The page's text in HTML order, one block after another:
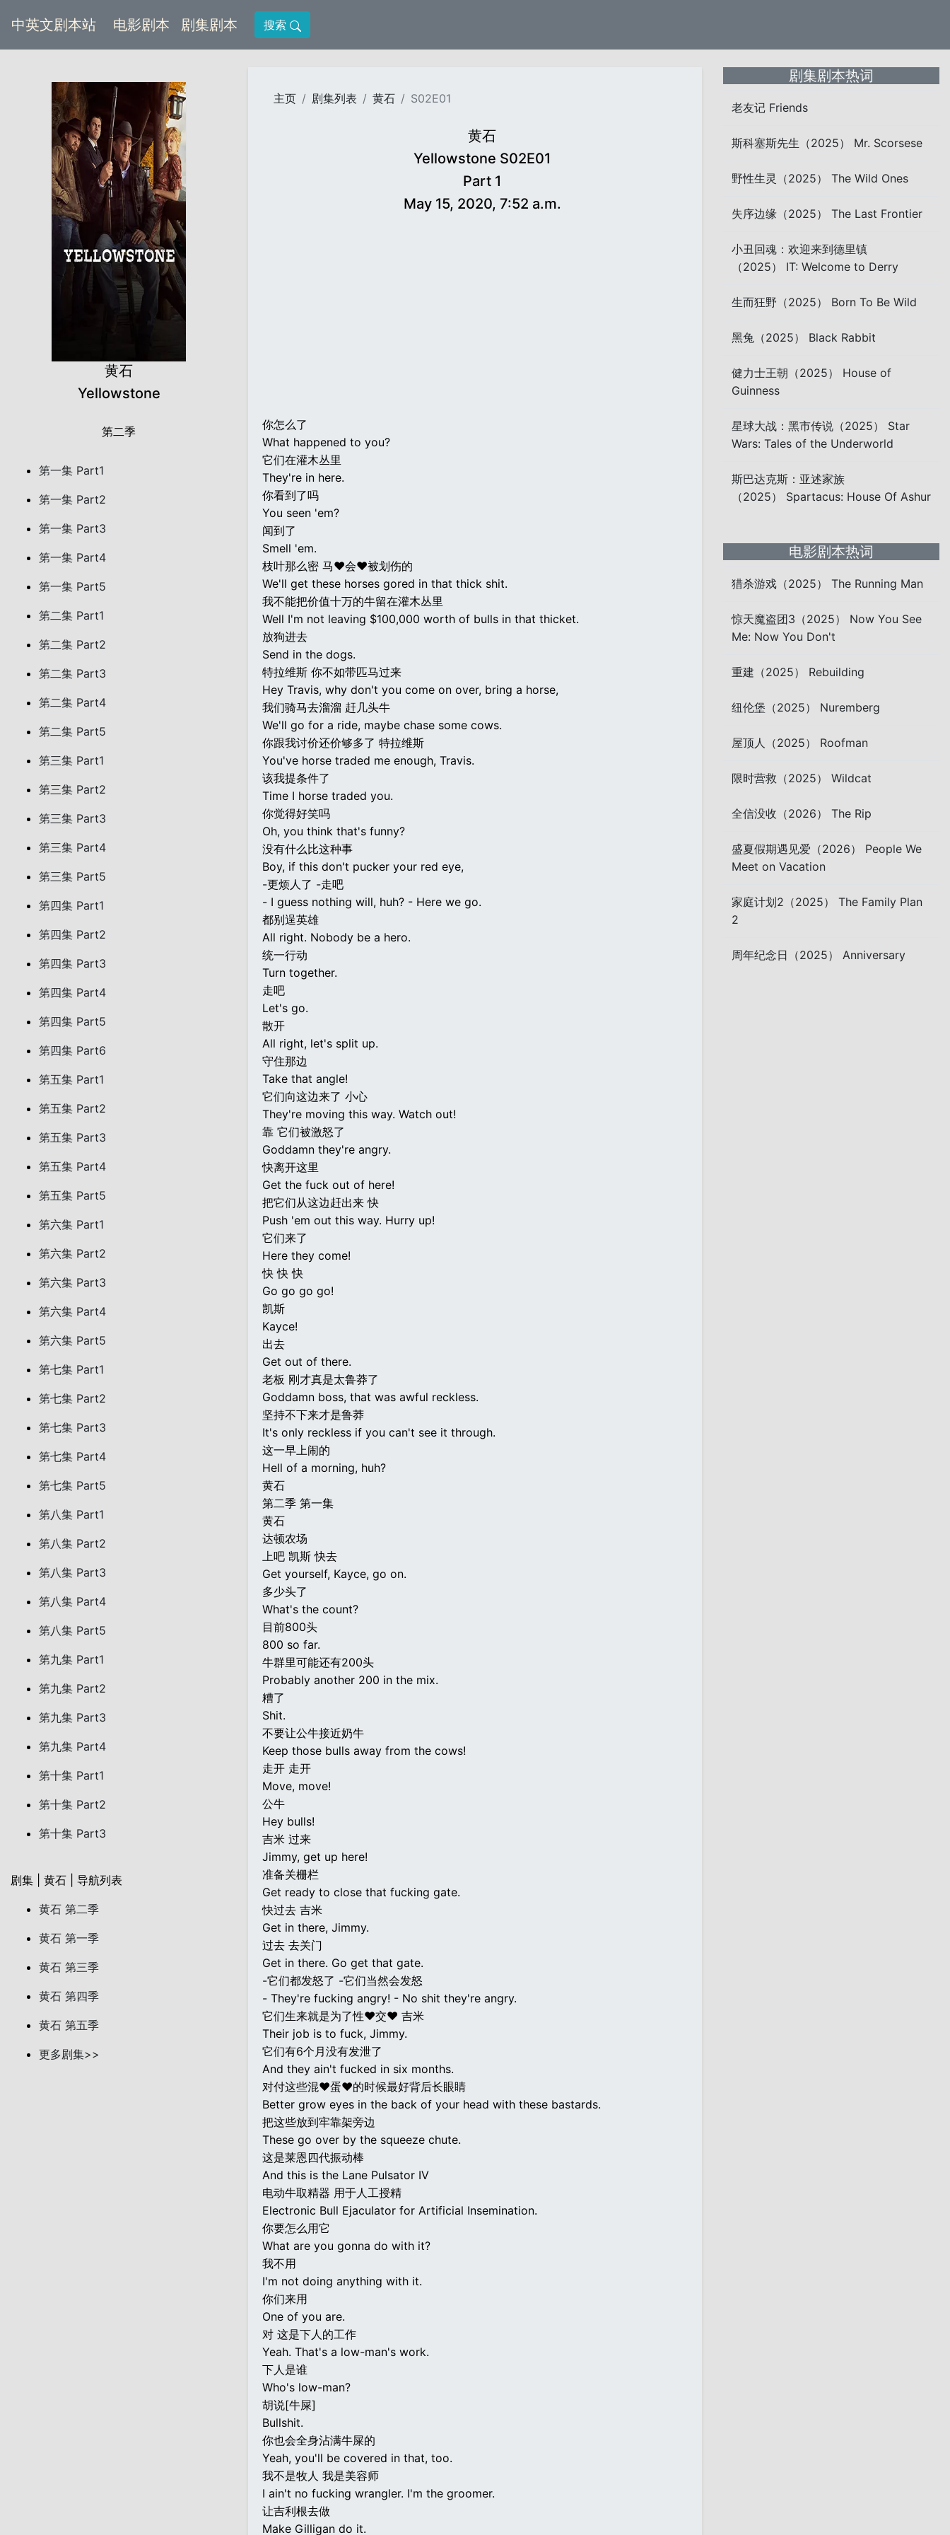
中英文剧本站 电影剧本 (current)
剧集剧本 (current)
搜索
黄石
Yellowstone
第二季
第一集 Part1
第一集 Part2
第一集 Part3
第一集 Part4
第一集 Part5
第二集 Part1
第二集 Part2
第二集 Part3
第二集 Part4
第二集 Part5
第三集 Part1
第三集 Part2
第三集 Part3
第三集 Part4
第三集 Part5
第四集 Part1
第四集 Part2
第四集 Part3
第四集 Part4
第四集 Part5
第四集 Part6
第五集 Part1
第五集 Part2
第五集 Part3
第五集 Part4
第五集 Part5
第六集 Part1
第六集 Part2
第六集 Part3
第六集 Part4
第六集 Part5
第七集 Part1
第七集 Part2
第七集 Part3
第七集 Part4
第七集 Part5
第八集 Part1
第八集 Part2
第八集 Part3
第八集 Part4
第八集 Part5
第九集 Part1
第九集 Part2
第九集 Part3
第九集 Part4
第十集 Part1
第十集 Part2
第十集 Part3
剧集 | 黄石 | 导航列表
黄石 第二季
黄石 第一季
黄石 第三季
黄石 第四季
黄石 第五季
更多剧集>>
主页 剧集列表 黄石 S02E01
黄石
Yellowstone S02E01
Part 1
May 15, 2020, 7:52 a.m.
你怎么了
What happened to you?
它们在灌木丛里
They're in here.
你看到了吗
You seen 'em?
闻到了
Smell 'em.
枝叶那么密 马♥会♥被划伤的
We'll get these horses gored in that thick shit.
我不能把价值十万的牛留在灌木丛里
Well I'm not leaving $100,000 worth of bulls in that thicket.
放狗进去
Send in the dogs.
特拉维斯 你不如带匹马过来
Hey Travis, why don't you come on over, bring a horse,
我们骑马去溜溜 赶几头牛
We'll go for a ride, maybe chase some cows.
你跟我讨价还价够多了 特拉维斯
You've horse traded me enough, Travis.
该我提条件了
Time I horse traded you.
你觉得好笑吗
Oh, you think that's funny?
没有什么比这种事
Boy, if this don't pucker your red eye,
-更烦人了 -走吧
- I guess nothing will, huh? - Here we go.
都别逞英雄
All right. Nobody be a hero.
统一行动
Turn together.
走吧
Let's go.
散开
All right, let's split up.
守住那边
Take that angle!
它们向这边来了 小心
They're moving this way. Watch out!
靠 它们被激怒了
Goddamn they're angry.
快离开这里
Get the fuck out of here!
把它们从这边赶出来 快
Push 'em out this way. Hurry up!
它们来了
Here they come!
快 快 快
Go go go go!
凯斯
Kayce!
出去
Get out of there.
老板 刚才真是太鲁莽了
Goddamn boss, that was awful reckless.
坚持不下来才是鲁莽
It's only reckless if you can't see it through.
这一早上闹的
Hell of a morning, huh?
黄石
第二季 第一集
黄石
达顿农场
上吧 凯斯 快去
Get yourself, Kayce, go on.
多少头了
What's the count?
目前800头
800 so far.
牛群里可能还有200头
Probably another 200 in the mix.
糟了
Shit.
不要让公牛接近奶牛
Keep those bulls away from the cows!
走开 走开
Move, move!
公牛
Hey bulls!
吉米 过来
Jimmy, get up here!
准备关栅栏
Get ready to close that fucking gate.
快过去 吉米
Get in there, Jimmy.
过去 去关门
Get in there. Go get that gate.
-它们都发怒了 -它们当然会发怒
- They're fucking angry! - No shit they're angry.
它们生来就是为了性♥交♥ 吉米
Their job is to fuck, Jimmy.
它们有6个月没有发泄了
And they ain't fucked in six months.
对付这些混♥蛋♥的时候最好背后长眼睛
Better grow eyes in the back of your head with these bastards.
把这些放到牢靠架旁边
These go over by the squeeze chute.
这是莱恩四代振动棒
And this is the Lane Pulsator IV
电动牛取精器 用于人工授精
Electronic Bull Ejaculator for Artificial Insemination.
你要怎么用它
What are you gonna do with it?
我不用
I'm not doing anything with it.
你们来用
One of you are.
对 这是下人的工作
Yeah. That's a low-man's work.
下人是谁
Who's low-man?
胡说[牛屎]
Bullshit.
你也会全身沾满牛屎的
Yeah, you'll be covered in that, too.
我不是牧人 我是美容师
I ain't no fucking wrangler. I'm the groomer.
让吉利根去做
Make Gilligan do it.
剧集剧本热词
老友记 Friends
斯科塞斯先生（2025） Mr. Scorsese
野性生灵（2025） The Wild Ones
失序边缘（2025） The Last Frontier
小丑回魂：欢迎来到德里镇
（2025） IT: Welcome to Derry
生而狂野（2025） Born To Be Wild
黑兔（2025） Black Rabbit
健力士王朝（2025） House of
Guinness
星球大战：黑市传说（2025） Star
Wars: Tales of the Underworld
斯巴达克斯：亚述家族
（2025） Spartacus: House Of Ashur
电影剧本热词
猎杀游戏（2025） The Running Man
惊天魔盗团3（2025） Now You See
Me: Now You Don't
重建（2025） Rebuilding
纽伦堡（2025） Nuremberg
屋顶人（2025） Roofman
限时营救（2025） Wildcat
全信没收（2026） The Rip
盛夏假期遇见爱（2026） People We
Meet on Vacation
家庭计划2（2025） The Family Plan
2
周年纪念日（2025） Anniversary